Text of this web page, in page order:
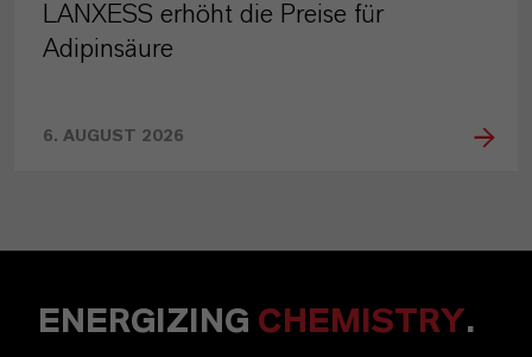
LANXESS erhöht die Preise für
Adipinsäure
6. AUGUST 2026
ENERGIZING CHEMISTRY.